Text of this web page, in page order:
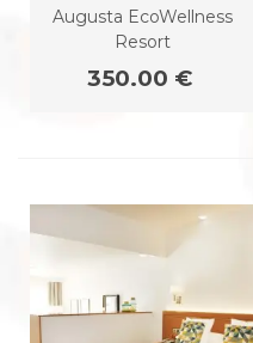
Augusta EcoWellness
Resort
350.00 €